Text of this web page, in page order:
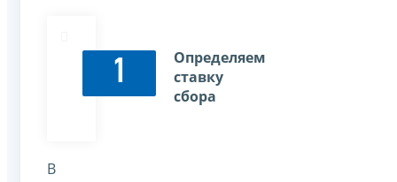
1
Определяем
ставку
сбора
В